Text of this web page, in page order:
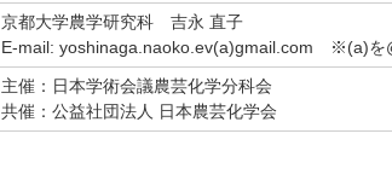
京都大学農学研究科 吉永 直子
E-mail: yoshinaga.naoko.ev(a)gmail.com ※(a)を
主催：日本学術会議農芸化学分科会
共催：公益社団法人 日本農芸化学会